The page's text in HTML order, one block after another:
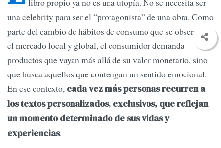
libro propio ya no es una utopía. No se necesita ser
una celebrity para ser el “protagonista” de una obra. Como
parte del cambio de hábitos de consumo que se observa en
el mercado local y global, el consumidor demanda
productos que vayan más allá de su valor monetario, sino
que busca aquellos que contengan un sentido emocional.
En ese contexto, cada vez más personas recurren a
los textos personalizados, exclusivos, que reflejan
un momento determinado de sus vidas y
experiencias.